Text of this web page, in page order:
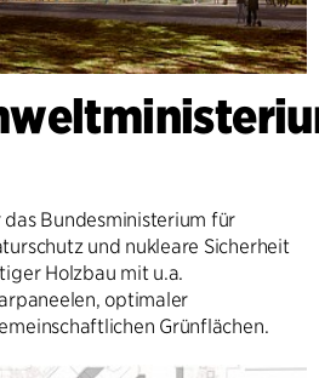
Bundesministerium für
und nukleare Sicherheit
Holzbau mit u.a.
optimaler
Grünflächen.